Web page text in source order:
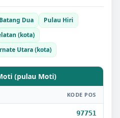
Dua
Pulau Hiri
(kota)
Utara (kota)
(pulau Moti)
KODE POS
97751